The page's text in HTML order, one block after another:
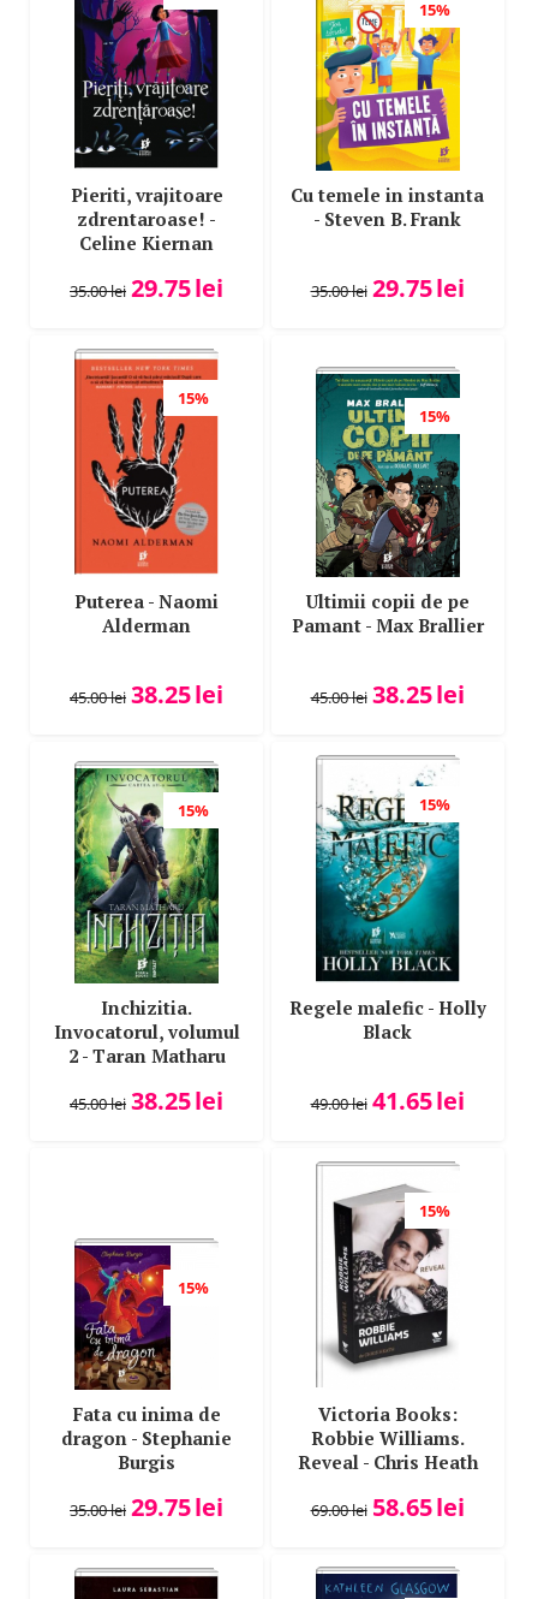
Pieriti, vrajitoare
zdrentaroase! -
Celine Kiernan
35.00lei 29.75lei
15%
Cu temele in instanta
- Steven B. Frank
35.00lei 29.75lei
15%
Puterea - Naomi
Alderman
45.00lei 38.25lei
15%
Ultimii copii de pe
Pamant - Max Brallier
45.00lei 38.25lei
15%
Inchizitia.
Invocatorul, volumul
2 - Taran Matharu
45.00lei 38.25lei
15%
Regele malefic - Holly
Black
49.00lei 41.65lei
15%
Fata cu inima de
dragon - Stephanie
Burgis
35.00lei 29.75lei
15%
Victoria Books:
Robbie Williams.
Reveal - Chris Heath
69.00lei 58.65lei